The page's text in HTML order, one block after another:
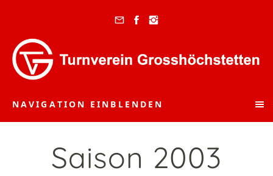
NAVIGATION EINBLENDEN
Saison 2003